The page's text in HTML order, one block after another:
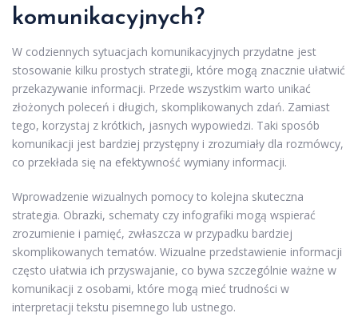
komunikacyjnych?
W codziennych sytuacjach komunikacyjnych przydatne jest
stosowanie kilku prostych strategii, które mogą znacznie ułatwić
przekazywanie informacji. Przede wszystkim warto unikać
złożonych poleceń i długich, skomplikowanych zdań. Zamiast
tego, korzystaj z krótkich, jasnych wypowiedzi. Taki sposób
komunikacji jest bardziej przystępny i zrozumiały dla rozmówcy,
co przekłada się na efektywność wymiany informacji.
Wprowadzenie wizualnych pomocy to kolejna skuteczna
strategia. Obrazki, schematy czy infografiki mogą wspierać
zrozumienie i pamięć, zwłaszcza w przypadku bardziej
skomplikowanych tematów. Wizualne przedstawienie informacji
często ułatwia ich przyswajanie, co bywa szczególnie ważne w
komunikacji z osobami, które mogą mieć trudności w
interpretacji tekstu pisemnego lub ustnego.